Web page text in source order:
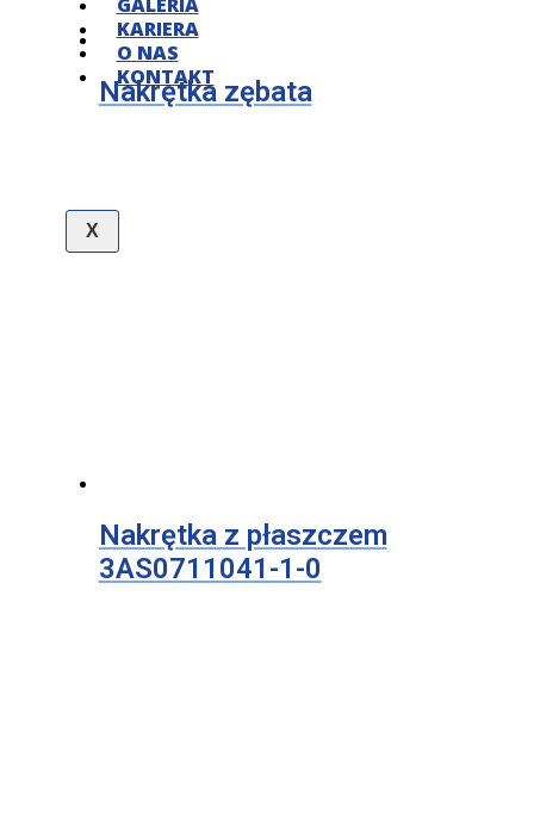
KARIERA
O NAS
KONTAKT
X
Nakrętka zębata
Nakrętka z płaszczem
3AS0711041-1-0